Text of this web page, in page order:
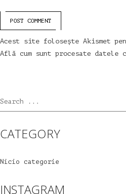
POST COMMENT
Acest site folosește Akismet
Află cum sunt procesate datele
Search ...
CATEGORY
Nicio categorie
INSTAGRAM